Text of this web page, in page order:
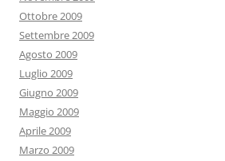
Ottobre 2009
Settembre 2009
Agosto 2009
Luglio 2009
Giugno 2009
Maggio 2009
Aprile 2009
Marzo 2009